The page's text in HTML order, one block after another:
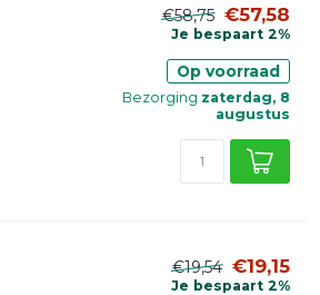
€58,75 €57,58
Je bespaart 2%
Op voorraad
Bezorging zaterdag, 8
augustus
€19,54 €19,15
Je bespaart 2%